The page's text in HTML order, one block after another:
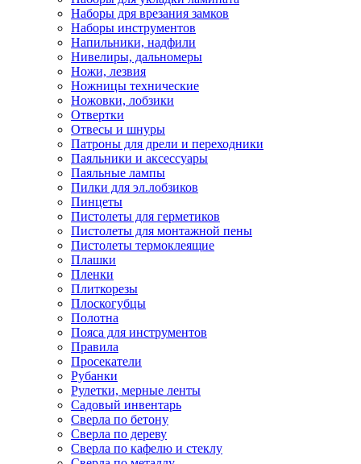
Наборы дря врезания замков
Наборы инструментов
Напильники, надфили
Нивелиры, дальномеры
Ножи, лезвия
Ножницы технические
Ножовки, лобзики
Отвертки
Отвесы и шнуры
Патроны для дрели и переходники
Паяльники и аксессуары
Паяльные лампы
Пилки для эл.лобзиков
Пинцеты
Пистолеты для герметиков
Пистолеты для монтажной пены
Пистолеты термоклеящие
Плашки
Пленки
Плиткорезы
Плоскогубцы
Полотна
Пояса для инструментов
Правила
Просекатели
Рубанки
Рулетки, мерные ленты
Садовый инвентарь
Сверла по бетону
Сверла по дереву
Сверла по кафелю и стеклу